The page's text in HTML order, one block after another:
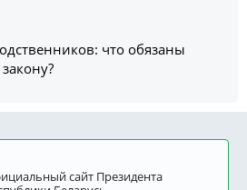
что обязаны
сайт Президента